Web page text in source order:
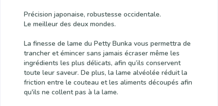
Précision japonaise, robustesse occidentale.
Le meilleur des deux mondes.
La finesse de lame du Petty Bunka vous permettra de
trancher et émincer sans jamais écraser même les
ingrédients les plus délicats, afin qu’ils conservent
toute leur saveur. De plus, la lame alvéolée réduit la
friction entre le couteau et les aliments découpés afin
qu'ils ne collent pas à la lame.